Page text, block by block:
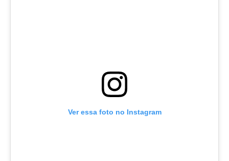
Ver essa foto no Instagram